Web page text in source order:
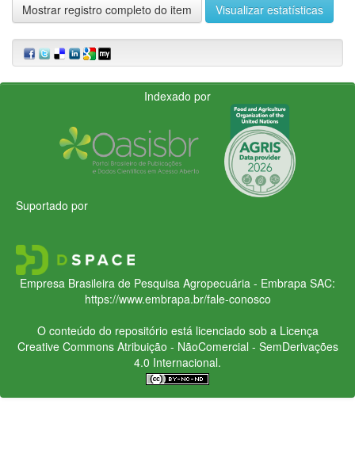
Mostrar registro completo do item Visualizar estatísticas
Indexado por
Suportado por
Empresa Brasileira de Pesquisa Agropecuária - Embrapa SAC:
https://www.embrapa.br/fale-conosco
O conteúdo do repositório está licenciado sob a Licença
Creative CommonsAtribuição - NãoComercial - SemDerivações
4.0 Internacional.